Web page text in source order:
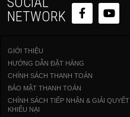
NETWORK
GIỚI THIỆU
HƯỚNG DẪN ĐẶT HÀNG
CHÍNH SÁCH THANH TOÁN
BẢO MẬT THANH TOÁN
CHÍNH SÁCH TIẾP NHẬN & GIẢI QUYẾT
KHIẾU NẠI